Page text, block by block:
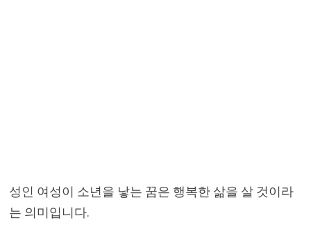
성인 여성이 소년을 낳는 꿈은 행복한 삶을 살 것이라
는 의미입니다.